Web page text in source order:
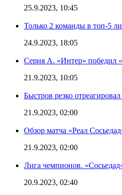
25.9.2023, 10:45
Только 2 команды в топ-5
24.9.2023, 18:05
Серия А. «Интер» победил
21.9.2023, 10:05
Быстров резко
21.9.2023, 02:00
Обзор матча «Реал
21.9.2023, 02:00
Лига чемпионов.
20.9.2023, 02:40